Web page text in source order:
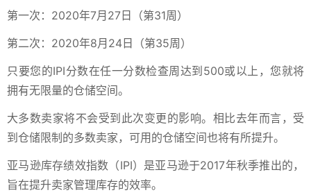
第一次：2020年7月27日（第31周）
第二次：2020年8月24日（第35周）
只要您的IPI分数在任一分数检查周达到500或以上，您就将
拥有无限量的仓储空间。
大多数卖家将不会受到此次变更的影响。相比去年而言，受
到仓储限制的多数卖家，可用的仓储空间也将有所提升。
亚马逊库存绩效指数（IPI）是亚马逊于2017年秋季推出的，
旨在提升卖家管理库存的效率。